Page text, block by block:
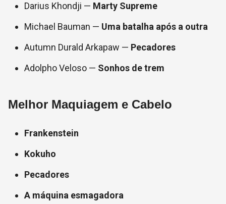
Darius Khondji — Marty Supreme
Michael Bauman — Uma batalha após a outra
Autumn Durald Arkapaw — Pecadores
Adolpho Veloso — Sonhos de trem
Melhor Maquiagem e Cabelo
Frankenstein
Kokuho
Pecadores
A máquina esmagadora